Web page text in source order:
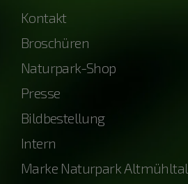
Kontakt
Broschüren
Naturpark-Shop
Presse
Bildbestellung
Intern
Marke Naturpark Altmühltal